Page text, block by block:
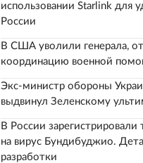
использовании Starlink для
России
В США уволили генерала,
координацию военной
Экс-министр обороны
выдвинул Зеленскому
В России зарегистрировали
на вирус Бундибуджио.
разработки